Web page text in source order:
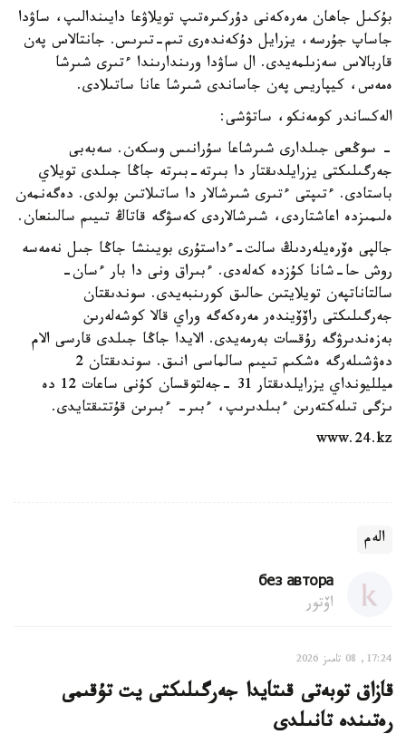
بۇكىل جاھان مەرەكەنى دۇركىرەتىپ تويلاۋعا دايىندالىپ، ساۋدا
جاساپ جۇرسە، يزرايل دۇكەندەرى تىم-تىرىس. جانتالاس پەن
قاربالاس سەزىلمەيدى. ال ساۋدا ورىندارىندا ءتىرى شىرشا
ەمەس، كيپاريس پەن جاساندى شىرشا عانا ساتىلادى.
الەكساندر كومەنكو، ساتۋشى:
- سوڭعى جىلدارى شىرشاعا سۇرانىس وسكەن. سەبەبى
جەرگىلىكتى يزرايلدىقتار دا بىرتە-بىرتە جاڭا جىلدى تويلاي
باستادى. ءتىپتى ءتىرى شىرشالار دا ساتىلاتىن بولدى. دەگەنمەن
ەلىمىزدە اعاشتاردى، شىرشالاردى كەسۋگە قاتاڭ تىيىم سالىنعان.
جالپى ەۆرەيلەردىڭ سالت-ءداستۇرى بويىنشا جاڭا جىل نەمەسە
روش حا-شانا كۇزدە كەلەدى. ءبىراق ونى دا بار ءسان-
سالتاناتپەن تويلايتىن حالىق كورىنبەيدى. سوندىقتان
جەرگىلىكتى راۆۆيندەر مەرەكەگە وراي قالا كوشەلەرىن
بەزەندىرۋگە رۇقسات بەرمەيدى. الايدا جاڭا جىلدى قارسى الام
دەۋشىلەرگە ەشكىم تىيىم سالماسى انىق. سوندىقتان 2
ميلليونداي يزرايلدىقتار 31 -جەلتوقسان كۇنى ساعات 12 دە
ىزگى تىلەكتەرىن ءبىلدىرىپ، ءبىر- ءبىرىن قۇتتىقتايدى.
www.24.kz
الەم
без автора
اۆتور
17:24, 08 تامىز 2026
قازاق توبەتى قىتايدا جەرگىلىكتى يت تۇقىمى
رەتىندە تانىلدى